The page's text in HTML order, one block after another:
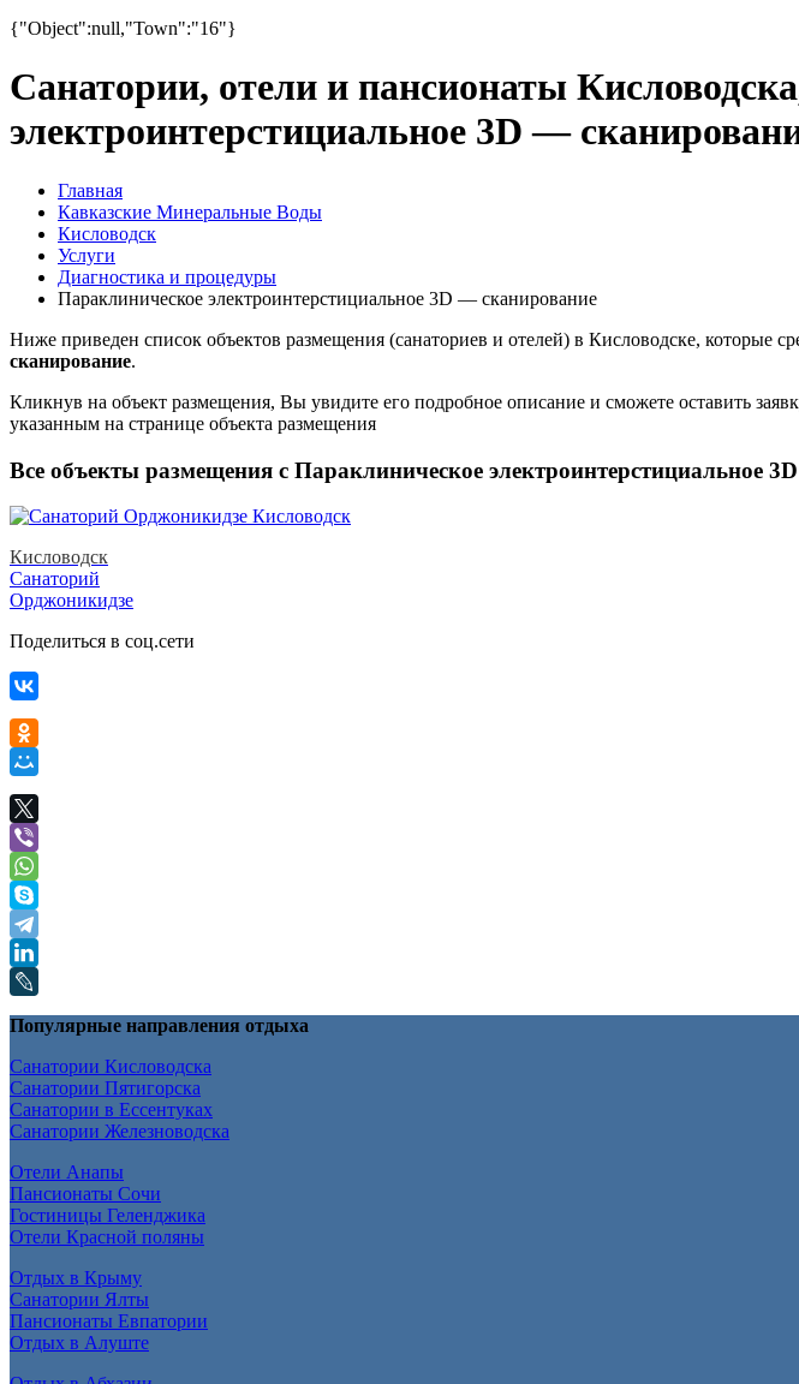
{"Object":null,"Town":"16"}
Санатории, отели и пансионаты
электроинтерстициальное 3D —
Главная
Кавказские Минеральные Воды
Кисловодск
Услуги
Диагностика и процедуры
Параклиническое электроинтерстициальное 3D — сканирование
Ниже приведен список объектов размещения (санаториев и отелей) в Кисловодске, которые
сканирование.
Кликнув на объект размещения, Вы увидите его подробное описание и сможете оставить
указанным на странице объекта размещения
Все объекты размещения с Параклиническое электроинтерстициальное
Кисловодск
Санаторий
Орджоникидзе
Поделиться в соц.сети
Популярные направления отдыха
Санатории Кисловодска
Санатории Пятигорска
Санатории в Ессентуках
Санатории Железноводска
Отели Анапы
Пансионаты Сочи
Гостиницы Геленджика
Отели Красной поляны
Отдых в Крыму
Санатории Ялты
Пансионаты Евпатории
Отдых в Алуште